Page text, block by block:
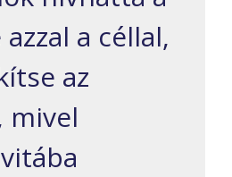
a céllal,
az
mivel